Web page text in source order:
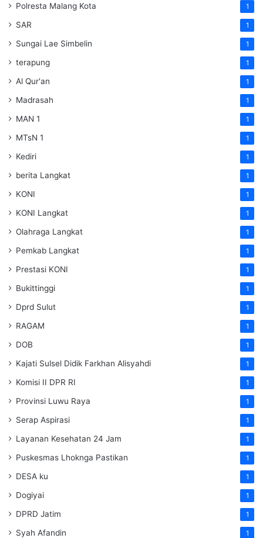
Polresta Malang Kota 1
SAR 1
Sungai Lae Simbelin 1
terapung 1
Al Qur'an 1
Madrasah 1
MAN 1 1
MTsN 1 1
Kediri 1
berita Langkat 1
KONI 1
KONI Langkat 1
Olahraga Langkat 1
Pemkab Langkat 1
Prestasi KONI 1
Bukittinggi 1
Dprd Sulut 1
RAGAM 1
DOB 1
Kajati Sulsel Didik Farkhan Alisyahdi 1
Komisi II DPR RI 1
Provinsi Luwu Raya 1
Serap Aspirasi 1
Layanan Kesehatan 24 Jam 1
Puskesmas Lhoknga Pastikan 1
DESA ku 1
Dogiyai 1
DPRD Jatim 1
Syah Afandin 1